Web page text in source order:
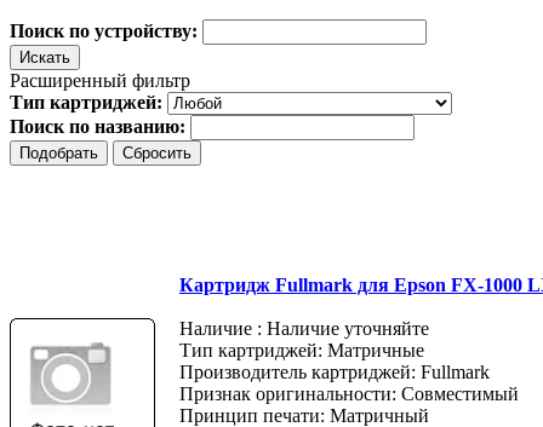
Поиск по устройству:
Расширенный фильтр
Тип картриджей:
Поиск по названию:
Картридж Fullmark для Epson FX-1000
Наличие : Наличие уточняйте
Тип картриджей: Матричные
Производитель картриджей: Fullmark
Признак оригинальности: Совместимый
Принцип печати: Матричный